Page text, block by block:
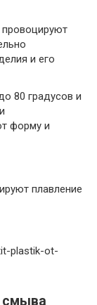
и его
80 градусов и
форму и
плавление
plastik-ot-
смыва